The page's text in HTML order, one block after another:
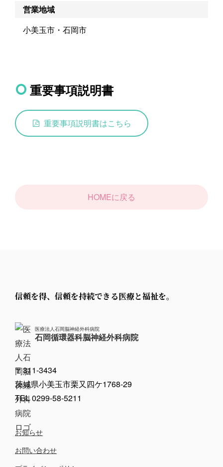
営業地域
小美玉市・石岡市
重要事項説明書
重要事項説明書はこちら
HOMEに戻る
信頼を得、信頼を持続できる医療と福祉を。
医療法人石岡脳神経外科病院
石岡循環器科脳神経外科病院
〒311-3434
茨城県小美玉市栗又四ケ1768-29
TEL 0299-58-5211
お知らせ
お問い合わせ